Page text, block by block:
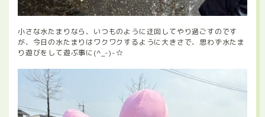
小さな水たまりなら、いつものように迂回してやり過ごすのです
が、今日の水たまりはワクワクするように大きさで、思わず水たま
り遊びをして遊ぶ事に(^_-)-☆